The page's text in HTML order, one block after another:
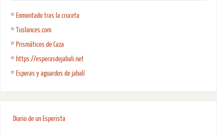
* Enmontado tras la cruceta
* Tuslances.com
* Prismáticos de Caza
* https://esperasdejabali.net
* Esperas y aguardos de jabalí
Diario de un Esperista